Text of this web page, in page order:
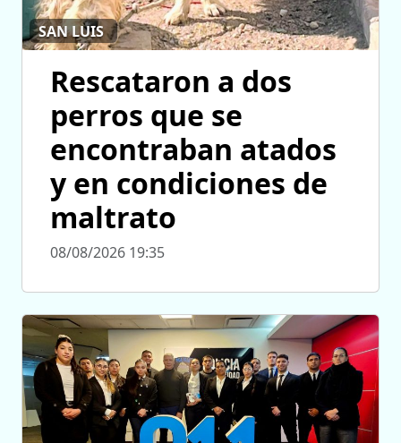
SAN LUIS
Rescataron a dos
perros que se
encontraban atados
y en condiciones de
maltrato
08/08/2026 19:35